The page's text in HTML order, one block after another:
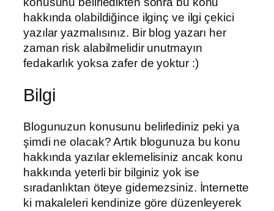
hakkında olabildiğince ilginç ve ilgi çekici
yazılar yazmalısınız. Bir blog yazarı her
zaman risk alabilmelidir unutmayın
fedakarlık yoksa zafer de yoktur :)
Bilgi
Blogunuzun konusunu belirlediniz peki ya
şimdi ne olacak? Artık blogunuza bu konu
hakkında yazılar eklemelisiniz ancak konu
hakkında yeterli bir bilginiz yok ise
sıradanlıktan öteye gidemezsiniz. İnternette
ki makaleleri kendinize göre düzenleyerek